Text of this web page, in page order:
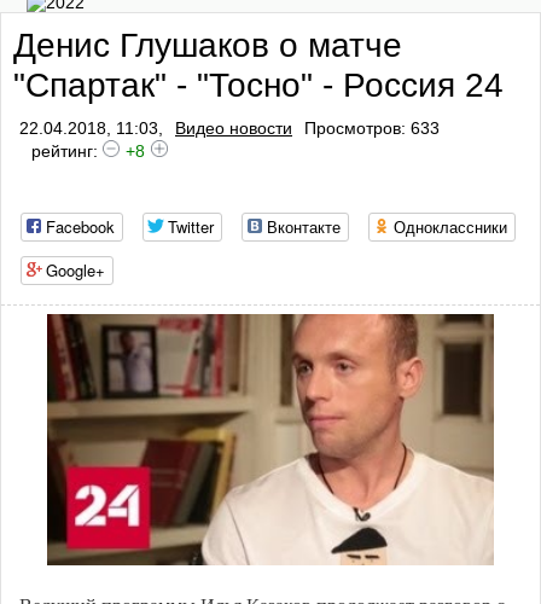
Денис Глушаков о матче
"Спартак" - "Тосно" - Россия 24
22.04.2018, 11:03, Видео новости
Просмотров: 633
рейтинг:
+8
Facebook Twitter Вконтакте
Одноклассники
Google+